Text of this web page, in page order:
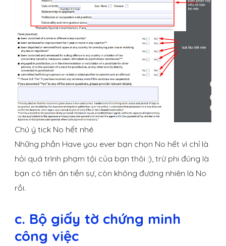
Chú ý tick No hết nhé
Những phần Have you ever bạn chọn No hết vì chỉ là
hỏi quá trình phạm tội của bạn thôi :), trừ phi đúng là
bạn có tiền án tiền sự, còn không đương nhiên là No
rồi.
c. Bộ giấy tờ chứng minh
công việc